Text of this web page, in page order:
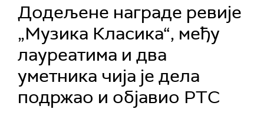
Додељене награде ревије
„Музика Класика“, међу
лауреатима и два
уметника чија је дела
подржао и објавио РТС